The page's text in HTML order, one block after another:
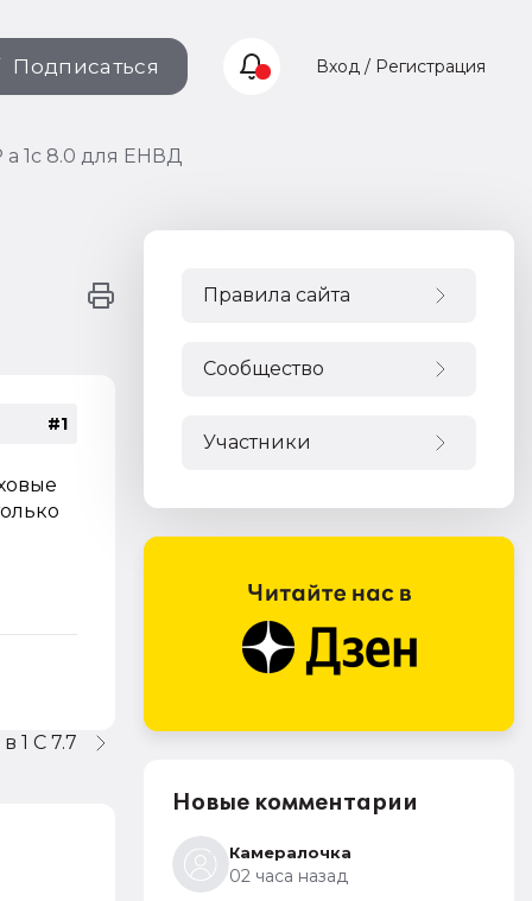
Подписаться Вход / Регистрация
1с 8.0 для ЕНВД
#1
1 С 7.7
Правила сайта
Сообщество
Участники
Новые комментарии
Камералочка
02 часа назад